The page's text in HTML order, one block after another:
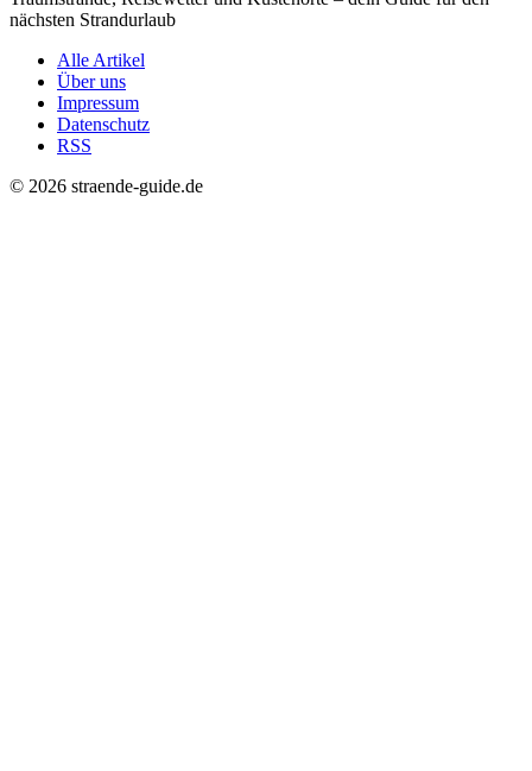
nächsten Strandurlaub
Alle Artikel
Über uns
Impressum
Datenschutz
RSS
© 2026 straende-guide.de